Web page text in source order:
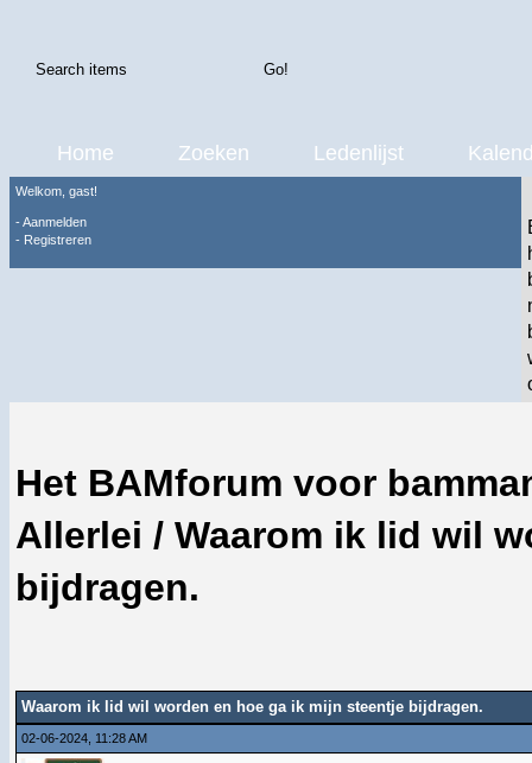
Home Zoeken Ledenlijst
Welkom, gast!
-Aanmelden
- Registreren
Het BAMforum voor
Allerlei / Waarom ik lid wil
bijdragen.
Waarom ik lid wil worden en hoe ga ik mijn steentje bijdragen.
02-06-2024, 11:28 AM